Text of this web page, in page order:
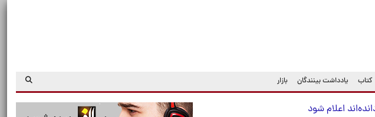
کتاب یادداشت بینندگان بازار
اعلام شود